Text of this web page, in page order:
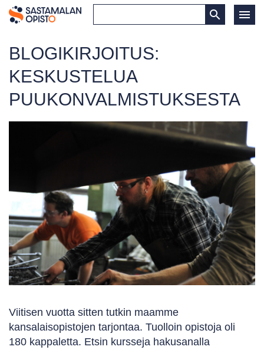
BLOGIKIRJOITUS:
KESKUSTELUA
PUUKONVALMISTUKSESTA
Viitisen vuotta sitten tutkin maamme
kansalaisopistojen tarjontaa. Tuolloin opistoja oli
180 kappaletta. Etsin kursseja hakusanalla